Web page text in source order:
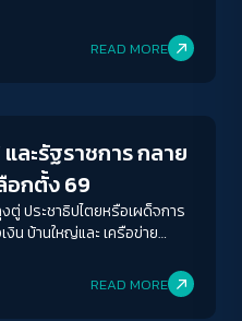
นยุคสมัยเราและการอ่านก็ไม่ใช่
ประวัติศาสตร์และความทรงจำ
READ MORE
ละรัฐราชการ กลาย
อกตั้ง 69
งตู่ ประชาธิปไตยหรือเผด็จการ
น บ้านใหญ่และ เครือข่าย
READ MORE